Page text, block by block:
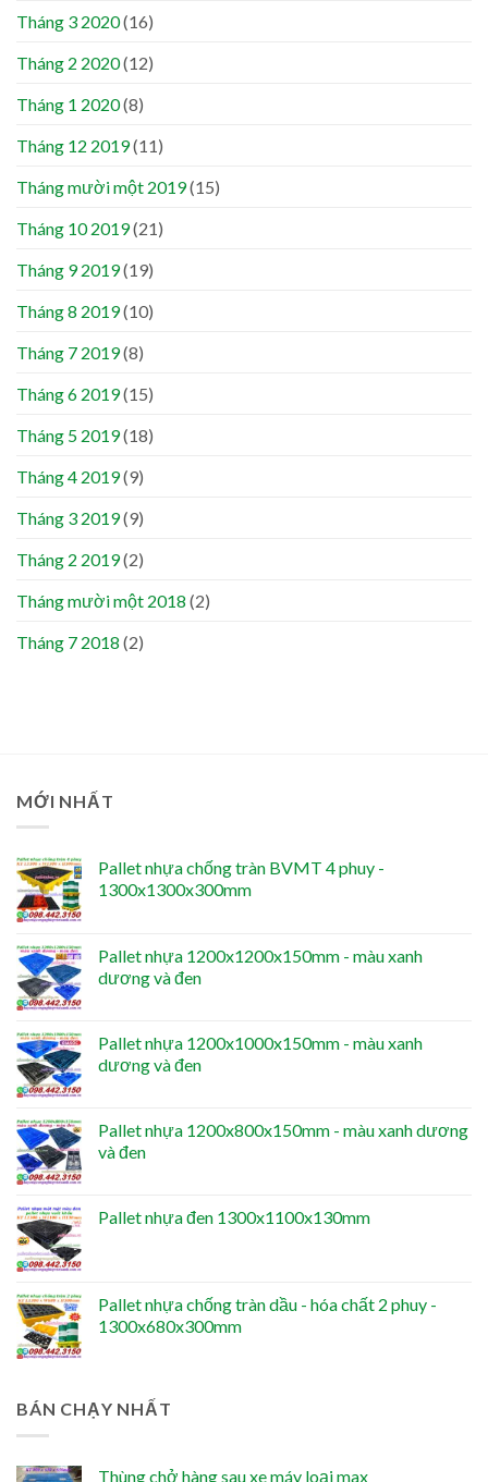
Tháng 3 2020(16)
Tháng 2 2020(12)
Tháng 1 2020(8)
Tháng 12 2019(11)
Tháng mười một 2019(15)
Tháng 10 2019(21)
Tháng 9 2019(19)
Tháng 8 2019(10)
Tháng 7 2019(8)
Tháng 6 2019(15)
Tháng 5 2019(18)
Tháng 4 2019(9)
Tháng 3 2019(9)
Tháng 2 2019(2)
Tháng mười một 2018 (2)
Tháng 7 2018 (2)
MỚI NHẤT
Pallet nhựa chống tràn BVMT 4 phuy -
1300x1300x300mm
Pallet nhựa 1200x1200x150mm - màu xanh
dương và đen
Pallet nhựa 1200x1000x150mm - màu xanh
dương và đen
Pallet nhựa 1200x800x150mm - màu xanh dương
và đen
Pallet nhựa đen 1300x1100x130mm
Pallet nhựa chống tràn dầu - hóa chất 2 phuy -
1300x680x300mm
BÁN CHẠY NHẤT
Thùng chở hàng sau xe máy loại max